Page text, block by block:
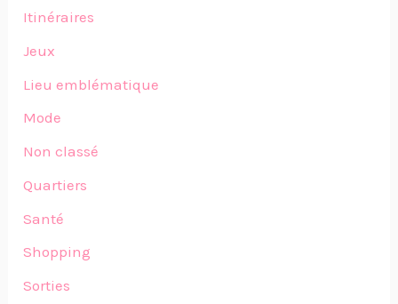
Itinéraires
Jeux
Lieu emblématique
Mode
Non classé
Quartiers
Santé
Shopping
Sorties